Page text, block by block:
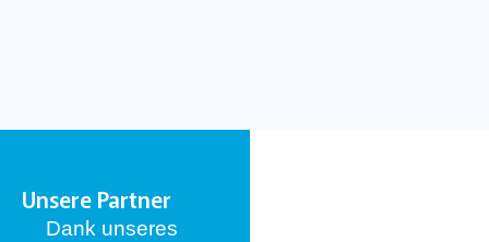
Unsere Partner
Dank unseres